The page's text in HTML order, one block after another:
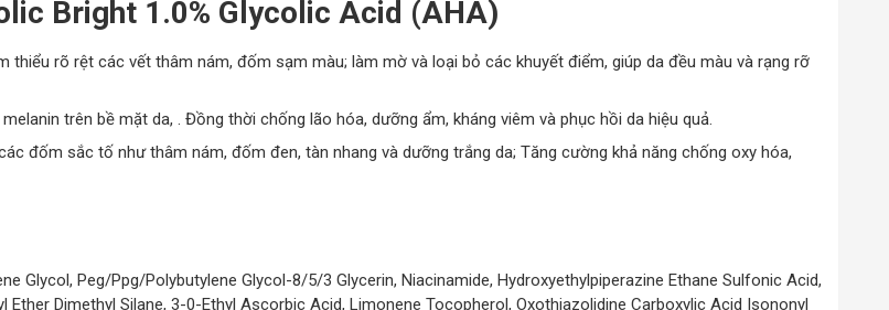
Bright 1.0% Glycolic Acid (AHA)
thiểu rõ rệt các vết thâm nám, đốm sạm màu; làm mờ và loại bỏ các khuyết điểm, giúp da đều màu và rạng rỡ
trên bề mặt da, . Đồng thời chống lão hóa, dưỡng ẩm, kháng viêm và phục hồi da hiệu quả.
đốm sắc tố như thâm nám, đốm đen, tàn nhang và dưỡng trắng da; Tăng cường khả năng chống oxy hóa,
Glycol, Peg/Ppg/Polybutylene Glycol-8/5/3 Glycerin, Niacinamide, Hydroxyethylpiperazine Ethane Sulfonic Acid,
Dimethyl Silane, 3-0-Ethyl Ascorbic Acid, Limonene Tocopherol, Oxothiazolidine Carboxylic Acid Isononyl